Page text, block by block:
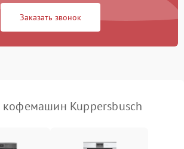
Заказать звонок
Kuppersbusch